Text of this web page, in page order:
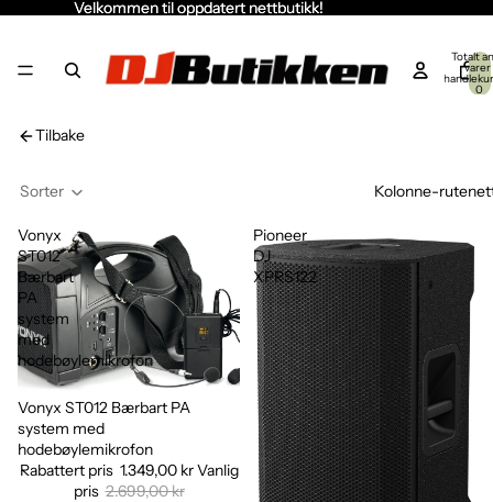
Velkommen til oppdatert nettbutikk!
Velkommen til oppdatert nettbutikk!
Totalt
varer
0
Tilbake
Sorter Kolonne-
Vonyx
ST012
Bærbart
PA
system
med
hodebøylemikrofon
Salg
Vonyx ST012 Bærbart PA
system med
hodebøylemikrofon
Rabattert pris 1.349,00 krVanlig
pris 2.699,00 kr
Pioneer
DJ
XPRS122